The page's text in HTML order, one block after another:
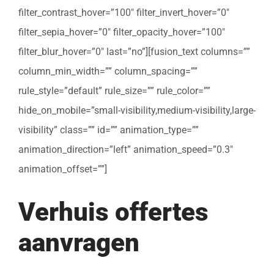
filter_contrast_hover=”100″ filter_invert_hover=”0″
filter_sepia_hover=”0″ filter_opacity_hover=”100″
filter_blur_hover=”0″ last=”no”][fusion_text columns=””
column_min_width=”” column_spacing=””
rule_style=”default” rule_size=”” rule_color=””
hide_on_mobile=”small-visibility,medium-visibility,large-
visibility” class=”” id=”” animation_type=””
animation_direction=”left” animation_speed=”0.3″
animation_offset=””]
Verhuis offertes
aanvragen